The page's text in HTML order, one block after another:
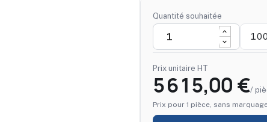
Quantité souhaitée
100
Prix unitaire HT
5 615,00 €/
Prix pour 1 pièce, sans